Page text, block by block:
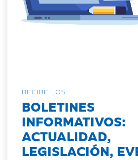
RECIBE LOS
BOLETINES
INFORMATIVOS:
ACTUALIDAD,
LEGISLACIÓN,